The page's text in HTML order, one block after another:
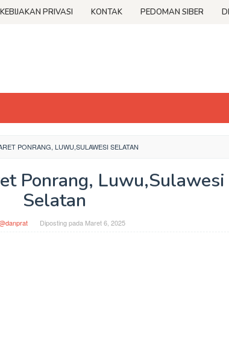
KEBIJAKAN PRIVASI KONTAK PEDOMAN SIBER
PONRANG, LUWU,SULAWESI SELATAN
Ponrang, Luwu,Sulawesi
Selatan
Diposting pada Maret 6, 2025